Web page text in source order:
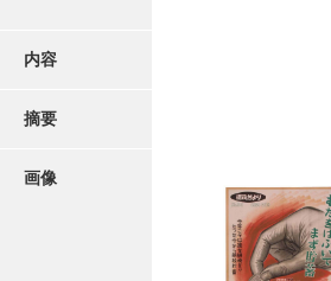
内容
摘要
画像